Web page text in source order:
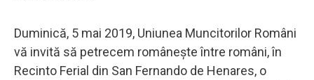
Duminică, 5 mai 2019, Uniunea Muncitorilor Români
vă invită să petrecem româneşte între români, în
Recinto Ferial din San Fernando de Henares, o